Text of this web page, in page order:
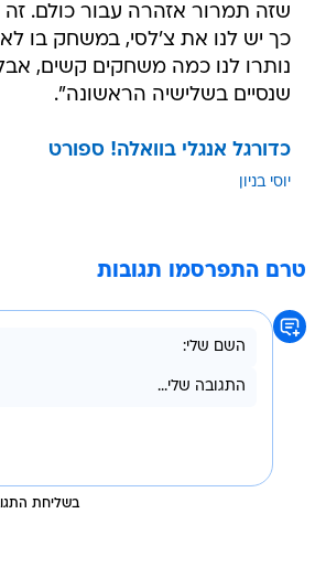
שזה תמרור אזהרה עבור כולם.
כך יש לנו את צ'לסי, במשחק בו לא
נותרו לנו כמה משחקים קשים,
שנסיים בשלישיה הראשונה".
כדורגל אנגלי בוואלה! ספורט
יוסי בניון
טרם התפרסמו תגובות
בשליחת